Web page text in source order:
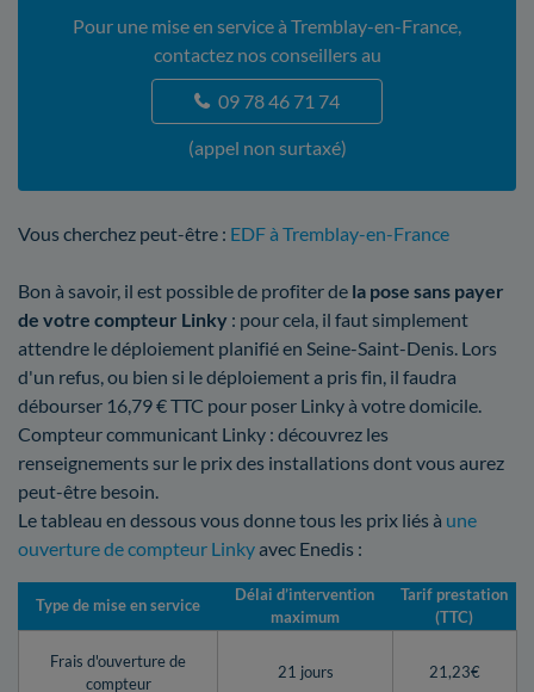
Pour une mise en service à Tremblay-en-France,
contactez nos conseillers au
09 78 46 71 74
(appel non surtaxé)
Vous cherchez peut-être : EDF à Tremblay-en-France
Bon à savoir, il est possible de profiter de la pose sans payer
de votre compteur Linky : pour cela, il faut simplement
attendre le déploiement planifié en Seine-Saint-Denis. Lors
d'un refus, ou bien si le déploiement a pris fin, il faudra
débourser 16,79 € TTC pour poser Linky à votre domicile.
Compteur communicant Linky : découvrez les
renseignements sur le prix des installations dont vous aurez
peut-être besoin.
Le tableau en dessous vous donne tous les prix liés à une
ouverture de compteur Linkyavec Enedis :
Type de mise en service
Délai d’intervention
maximum
Tarif prestation
(TTC)
Frais d'ouverture de
compteur
21 jours 21,23€